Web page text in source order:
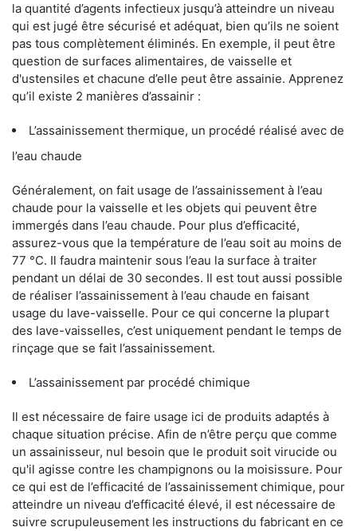
la quantité d’agents infectieux jusqu’à atteindre un niveau
qui est jugé être sécurisé et adéquat, bien qu’ils ne soient
pas tous complètement éliminés. En exemple, il peut être
question de surfaces alimentaires, de vaisselle et
d'ustensiles et chacune d’elle peut être assainie. Apprenez
qu’il existe 2 manières d’assainir :
L’assainissement thermique, un procédé réalisé avec de
l’eau chaude
Généralement, on fait usage de l’assainissement à l’eau
chaude pour la vaisselle et les objets qui peuvent être
immergés dans l’eau chaude. Pour plus d’efficacité,
assurez-vous que la température de l’eau soit au moins de
77 °C. Il faudra maintenir sous l’eau la surface à traiter
pendant un délai de 30 secondes. Il est tout aussi possible
de réaliser l’assainissement à l’eau chaude en faisant
usage du lave-vaisselle. Pour ce qui concerne la plupart
des lave-vaisselles, c’est uniquement pendant le temps de
rinçage que se fait l’assainissement.
L’assainissement par procédé chimique
Il est nécessaire de faire usage ici de produits adaptés à
chaque situation précise. Afin de n’être perçu que comme
un assainisseur, nul besoin que le produit soit virucide ou
qu'il agisse contre les champignons ou la moisissure. Pour
ce qui est de l’efficacité de l’assainissement chimique, pour
atteindre un niveau d’efficacité élevé, il est nécessaire de
suivre scrupuleusement les instructions du fabricant en ce